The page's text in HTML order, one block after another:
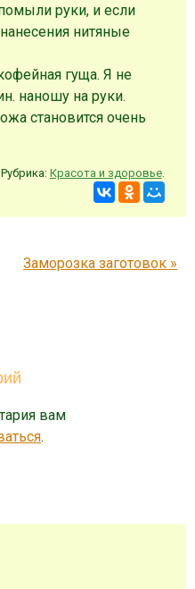
руки, и если
нитяные
гуща. Я не
наношу на руки.
становится очень
Рубрика: Красота и здоровье.
Заморозка заготовок »
вам
.